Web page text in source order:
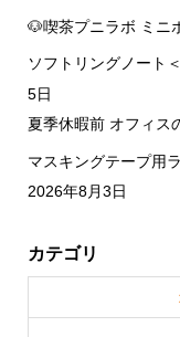
🐶喫茶プニラボ ミニ
ソフトリングノート
5日
夏季休暇前 オフィス
マスキングテープ用
2026年8月3日
カテゴリ